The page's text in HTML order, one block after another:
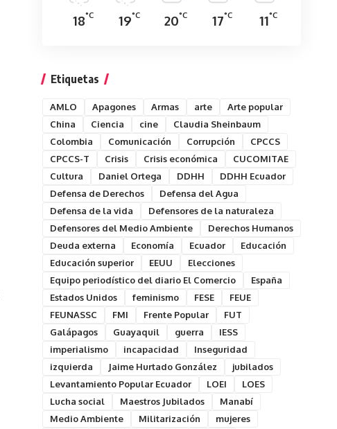
18°C 19°C 20°C 17°C 11°C
Etiquetas
AMLO Apagones Armas arte
Arte popular
China
Ciencia cine
Claudia Sheinbaum
Colombia
Comunicación Corrupción
CPCCS
CPCCS-T
Crisis Crisis económica
CUCOMITAE
Cultura
Daniel Ortega DDHH
DDHH Ecuador
Defensa de Derechos
Defensa del Agua
Defensa de la vida
Defensores de la naturaleza
Defensores del Medio Ambiente
Derechos Humanos
Deuda externa
Economía Ecuador
Educación
Educación superior
EEUU
Elecciones
Equipo periodístico del diario El Comercio
España
Estados Unidos
feminismo FESE
FEUE
FEUNASSC
FMI Frente Popular
FUT
Galápagos
Guayaquil guerra
IESS
imperialismo
incapacidad
Inseguridad
izquierda
Jaime Hurtado González
jubilados
Levantamiento Popular Ecuador
LOEI
LOES
Lucha social
Maestros Jubilados
Manabí
Medio Ambiente
Militarización
mujeres